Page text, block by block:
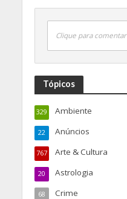
Clique para comentar
Tópicos
Ambiente
329
Anúncios
22
Arte & Cultura
767
Astrologia
20
Crime
68